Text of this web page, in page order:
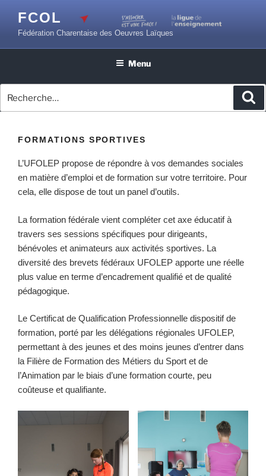
contenu
principal
FCOL
Fédération Charentaise des Oeuvres Laïques
Menu
FORMATIONS SPORTIVES
L’UFOLEP propose de répondre à vos demandes sociales
en matière d’emploi et de formation sur votre territoire. Pour
cela, elle dispose de tout un panel d’outils.
La formation fédérale vient compléter cet axe éducatif à
travers ses sessions spécifiques pour dirigeants,
bénévoles et animateurs aux activités sportives. La
diversité des brevets fédéraux UFOLEP apporte une réelle
plus value en terme d’encadrement qualifié et de qualité
pédagogique.
Le Certificat de Qualification Professionnelle dispositif de
formation, porté par les délégations régionales UFOLEP,
permettant à des jeunes et des moins jeunes d’entrer dans
la Filière de Formation des Métiers du Sport et de
l’Animation par le biais d’une formation courte, peu
coûteuse et qualifiante.